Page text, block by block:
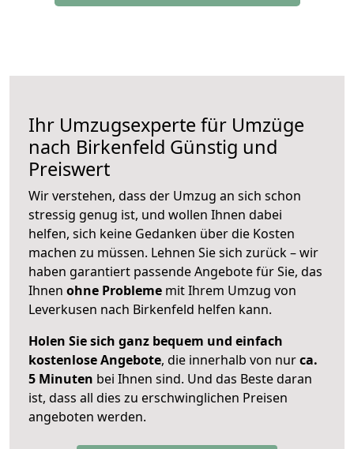
Ihr Umzugsexperte für Umzüge
nach Birkenfeld Günstig und
Preiswert
Wir verstehen, dass der Umzug an sich schon
stressig genug ist, und wollen Ihnen dabei
helfen, sich keine Gedanken über die Kosten
machen zu müssen. Lehnen Sie sich zurück – wir
haben garantiert passende Angebote für Sie, das
Ihnen ohne Probleme mit Ihrem Umzug von
Leverkusen nach Birkenfeld helfen kann.
Holen Sie sich ganz bequem und einfach
kostenlose Angebote, die innerhalb von nurca.
5 Minuten bei Ihnen sind. Und das Beste daran
ist, dass all dies zu erschwinglichen Preisen
angeboten werden.